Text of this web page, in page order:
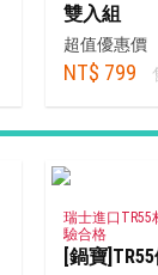
雙入組
超值優惠價
NT$ 799
瑞士進口TR55
驗合格
[鍋寶